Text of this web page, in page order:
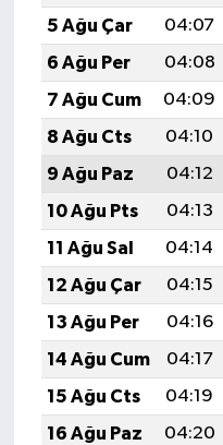
5 Ağu Çar
04:07
6 Ağu Per
04:08
7 Ağu Cum
04:09
8 Ağu Cts
04:10
9 Ağu Paz
04:12
10 Ağu Pts
04:13
11 Ağu Sal
04:14
12 Ağu Çar
04:15
13 Ağu Per
04:16
14 Ağu Cum
04:17
15 Ağu Cts
04:19
16 Ağu Paz
04:20